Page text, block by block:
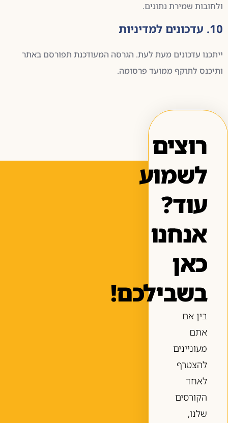
ולחובות שמירת נתונים.
10. עדכונים למדיניות
ייתכנו עדכונים מעת לעת. הגרסה המעודכנת תפורסם באתר
ותיכנס לתוקף ממועד פרסומה.
רוצים
לשמוע
עוד?
אנחנו
כאן
בשבילכם!
בין אם
אתם
מעוניינים
להצטרף
לאחד
הקורסים
שלנו,